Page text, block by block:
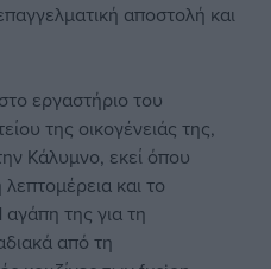
αποστολή και
εργαστήριο του
της οικογένειάς της,
Κάλυμνο, εκεί όπου
και το
της για τη
από τη